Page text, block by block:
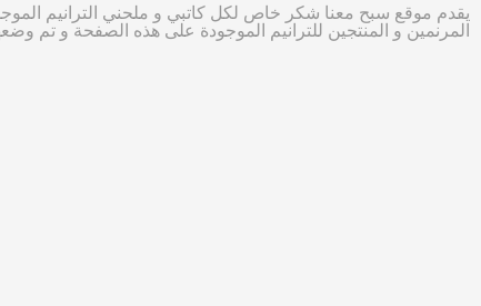
يقدم موقع سبح معنا شكر خاص لكل كاتبي و ملحني الترانيم
المرنمين و المنتجين للترانيم الموجودة على هذه الصفحة و تم